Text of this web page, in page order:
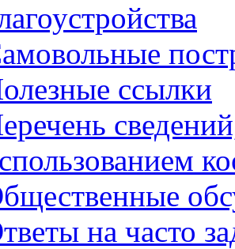
ссылки
на часто